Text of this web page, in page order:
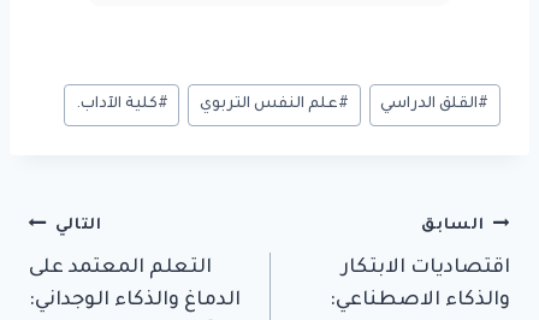
وسوم
المقال:
#القلق الدراسي #علم النفس التربوي #كلية الآداب.
تصفّح
المقالات
السابق
اقتصاديات الابتكار
والذكاء الاصطناعي:
التالي
التعلم المعتمد على
الدماغ والذكاء الوجداني: